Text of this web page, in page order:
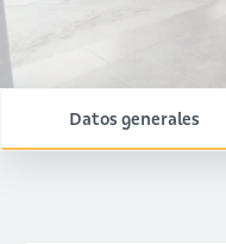
Datos generales